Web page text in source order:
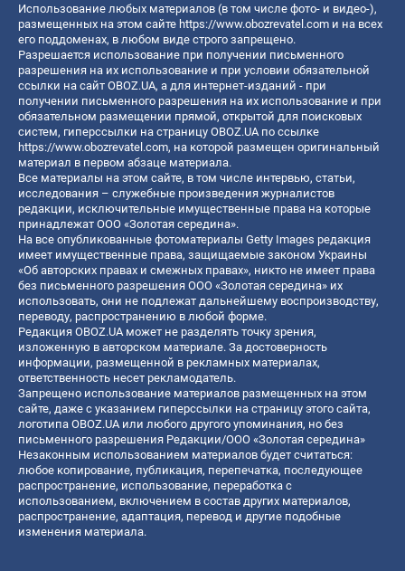
Использование любых материалов (в том числе фото- и видео-),
размещенных на этом сайте https://www.obozrevatel.com и на всех
его поддоменах, в любом виде строго запрещено.
Разрешается использование при получении письменного
разрешения на их использование и при условии обязательной
ссылки на сайт OBOZ.UA, а для интернет-изданий - при
получении письменного разрешения на их использование и при
обязательном размещении прямой, открытой для поисковых
систем, гиперссылки на страницу OBOZ.UA по ссылке
https://www.obozrevatel.com, на которой размещен оригинальный
материал в первом абзаце материала.
Все материалы на этом сайте, в том числе интервью, статьи,
исследования – служебные произведения журналистов
редакции, исключительные имущественные права на которые
принадлежат ООО «Золотая середина».
На все опубликованные фотоматериалы Getty Images редакция
имеет имущественные права, защищаемые законом Украины
«Об авторских правах и смежных правах», никто не имеет права
без письменного разрешения ООО «Золотая середина» их
использовать, они не подлежат дальнейшему воспроизводству,
переводу, распространению в любой форме.
Редакция OBOZ.UA может не разделять точку зрения,
изложенную в авторском материале. За достоверность
информации, размещенной в рекламных материалах,
ответственность несет рекламодатель.
Запрещено использование материалов размещенных на этом
сайте, даже с указанием гиперссылки на страницу этого сайта,
логотипа OBOZ.UA или любого другого упоминания, но без
письменного разрешения Редакции/ООО «Золотая середина»
Незаконным использованием материалов будет считаться:
любое копирование, публикация, перепечатка, последующее
распространение, использование, переработка с
использованием, включением в состав других материалов,
распространение, адаптация, перевод и другие подобные
изменения материала.